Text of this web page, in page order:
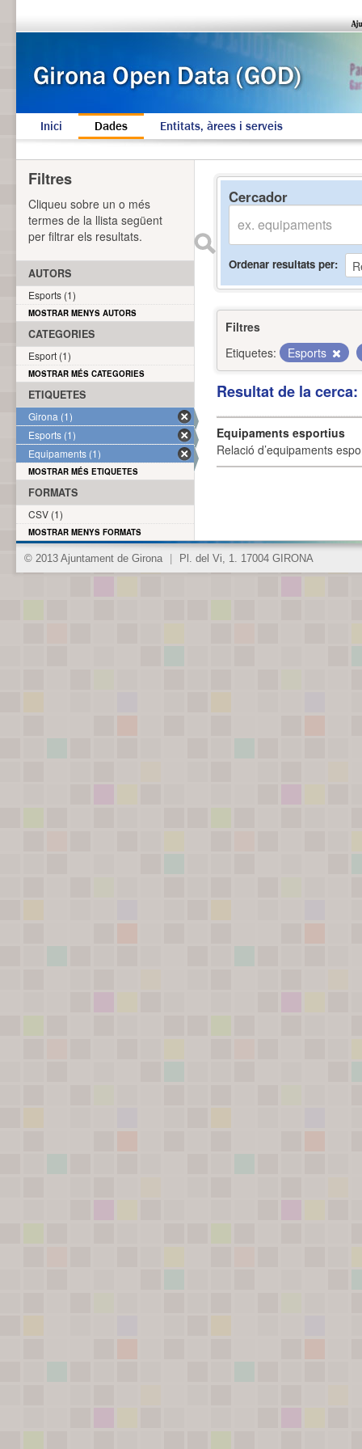
Inici Dades Entitats, àrees i serveis
Cercador
Ordenar resultats per
Filtres
Etiquetes:
Esports
Resultat de la
Equipaments esportius
Relació d’equipaments
Filtres
Cliqueu sobre un o més
termes de la llista següent
per filtrar els resultats.
AUTORS
Esports (1)
MOSTRAR MENYS AUTORS
CATEGORIES
Esport (1)
MOSTRAR MÉS CATEGORIES
ETIQUETES
Girona (1)
Esports (1)
Equipaments (1)
MOSTRAR MÉS ETIQUETES
FORMATS
CSV (1)
MOSTRAR MENYS FORMATS
© 2013 Ajuntament de Girona Pl. del Vi, 1. 17004 GIRONA